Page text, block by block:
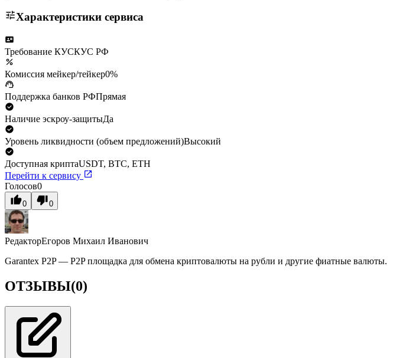
Характеристики сервиса
Требование КУСКУС РФ
Комиссия мейкер/тейкер0%
Поддержка банков РФПрямая
Наличие эскроу-защитыДа
Уровень ликвидности (объем предложений)Высокий
Доступная криптаUSDT, BTC, ETH
Перейти к сервису
Голосов0
0 0
РедакторЕгоров Михаил Иванович
Garantex P2P — P2P площадка для обмена криптовалюты на рубли и другие фиатные валюты.
ОТЗЫВЫ(0)